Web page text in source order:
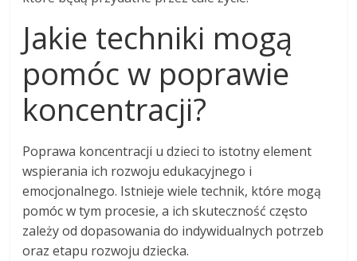
Jakie techniki mogą
pomóc w poprawie
koncentracji?
Poprawa koncentracji u dzieci to istotny element
wspierania ich rozwoju edukacyjnego i
emocjonalnego. Istnieje wiele technik, które mogą
pomóc w tym procesie, a ich skuteczność często
zależy od dopasowania do indywidualnych potrzeb
oraz etapu rozwoju dziecka.